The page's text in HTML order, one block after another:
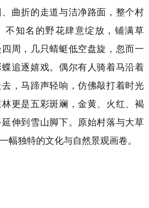
曲折的走道与洁净路面，整个村
不知名的野花肆意绽放，铺满草
周，几只蜻蜓低空盘旋，忽而一
追逐嬉戏。偶尔有人骑着马沿着
，马蹄声轻响，仿佛敲打着时光
更是五彩斑斓，金黄、火红、褐
伸到雪山脚下。 原始村落与大草
幅独特的文化与自然景观画卷。